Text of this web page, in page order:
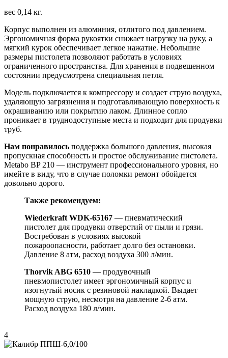
вес 0,14 кг.
Корпус выполнен из алюминия, отлитого под давлением.
Эргономичная форма рукоятки снижает нагрузку на руку, а
мягкий курок обеспечивает легкое нажатие. Небольшие
размеры пистолета позволяют работать в условиях
ограниченного пространства. Для хранения в подвешенном
состоянии предусмотрена специальная петля.
Модель подключается к компрессору и создает струю воздуха,
удаляющую загрязнения и подготавливающую поверхность к
окрашиванию или покрытию лаком. Длинное сопло
проникает в труднодоступные места и подходит для продувки
труб.
Нам понравилось поддержка большого давления, высокая
пропускная способность и простое обслуживание пистолета.
Metabo BP 210 — инструмент профессионального уровня, но
имейте в виду, что в случае поломки ремонт обойдется
довольно дорого.
Также рекомендуем:
Wiederkraft WDK-65167 — пневматический
пистолет для продувки отверстий от пыли и грязи.
Востребован в условиях высокой
пожароопасности, работает долго без остановки.
Давление 8 атм, расход воздуха 300 л/мин.
Thorvik ABG 6510 — продувочный
пневмопистолет имеет эргономичный корпус и
изогнутый носик с резиновой накладкой. Выдает
мощную струю, несмотря на давление 2-6 атм.
Расход воздуха 180 л/мин.
4